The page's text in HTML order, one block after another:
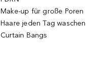
Make-up für große Poren
Haare jeden Tag waschen
Curtain Bangs